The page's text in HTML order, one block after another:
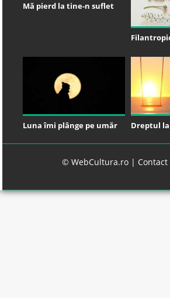
Mă pierd la tine-n suflet
Luna îmi plânge pe umăr Dreptul
© WebCultura.ro | Contact